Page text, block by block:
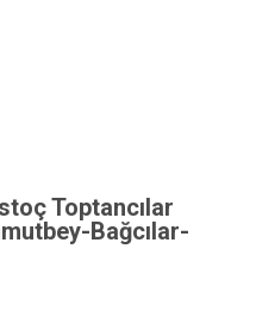
Toptancılar
Bağcılar-